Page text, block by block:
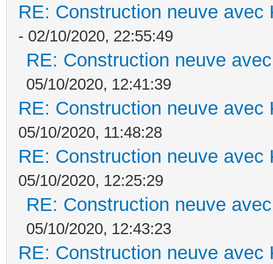
RE: Construction neuve avec
- 02/10/2020, 22:55:49
RE: Construction neuve
05/10/2020, 12:41:39
RE: Construction neuve avec
05/10/2020, 11:48:28
RE: Construction neuve avec
05/10/2020, 12:25:29
RE: Construction neuve
05/10/2020, 12:43:23
RE: Construction neuve avec